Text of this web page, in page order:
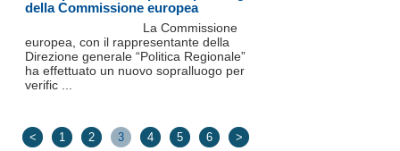
della Commissione europea
La Commissione
europea, con il rappresentante della
Direzione generale “Politica Regionale”
ha effettuato un nuovo sopralluogo per
verific ...
< 1 2 3 4 5 6 >